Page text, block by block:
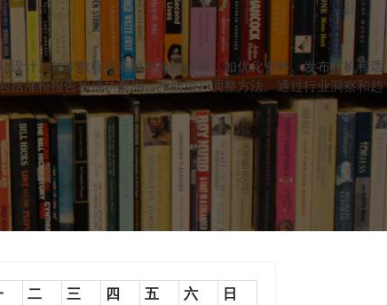
计。独家教程分步解析涨粉步骤，如优化资料、发布时机和话
涨粉报告和成功案例，帮助用户调整方法。通过行业洞察和趋
二 三 四 五 六
日